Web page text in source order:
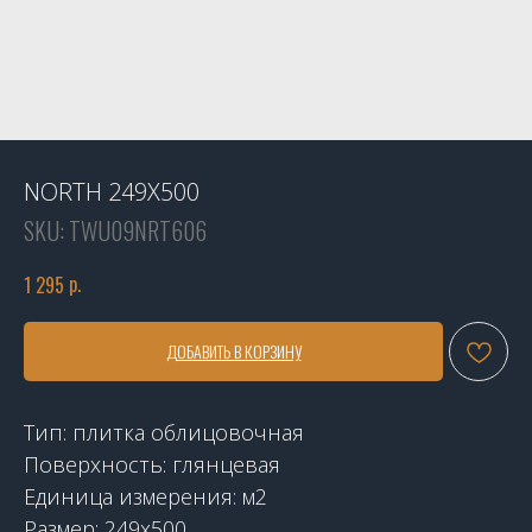
NORTH 249X500
SKU: TWU09NRT606
1 295 р.
ДОБАВИТЬ В КОРЗИНУ
Тип: плитка облицовочная
Поверхность: глянцевая
Единица измерения: м2